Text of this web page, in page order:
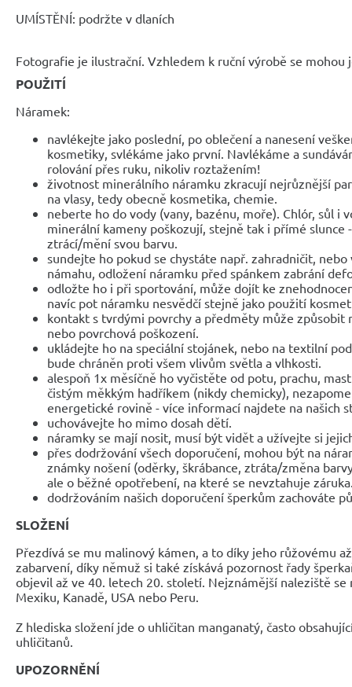
UMÍSTĚNÍ: podržte v dlaních
Fotografie je ilustrační. Vzhledem k ruční výrobě se
POUŽITÍ
Náramek:
navlékejte jako poslední, po oblečení a nanesení
kosmetiky, svlékáme jako první. Navlékáme a
rolování přes ruku, nikoliv roztažením!
životnost minerálního náramku zkracují nejrůznější
na vlasy, tedy obecně kosmetika, chemie.
neberte ho do vody (vany, bazénu, moře). Chlór, sůl i
minerální kameny poškozují, stejně tak i přímé slunce
ztrácí/mění svou barvu.
sundejte ho pokud se chystáte např. zahradničit,
námahu, odložení náramku před spánkem zabrání
odložte ho i při sportování, může dojít ke
navíc pot náramku nesvědčí stejně jako použití
kontakt s tvrdými povrchy a předměty může způsobit
nebo povrchová poškození.
ukládejte ho na speciální stojánek, nebo na textilní
bude chráněn proti všem vlivům světla a vlhkosti.
alespoň 1x měsíčně ho vyčistěte od potu, prachu,
čistým měkkým hadříkem (nikdy chemicky),
energetické rovině - více informací najdete na našich
uchovávejte ho mimo dosah dětí.
náramky se mají nosit, musí být vidět a užívejte si
přes dodržování všech doporučení, mohou být na
známky nošení (oděrky, škrábance, ztráta/změna
ale o běžné opotřebení, na které se nevztahuje
dodržováním našich doporučení šperkům zachováte
SLOŽENÍ
Přezdívá se mu malinový kámen, a to díky jeho růžovému
zabarvení, díky němuž si také získává pozornost řady
objevil až ve 40. letech 20. století. Nejznámější naleziště se
Mexiku, Kanadě, USA nebo Peru.
Z hlediska složení jde o uhličitan manganatý, často
uhličitanů.
UPOZORNĚNÍ